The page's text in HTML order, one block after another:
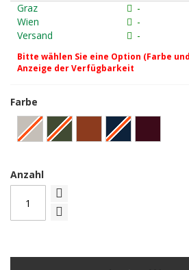
Graz
-
Wien
-
Versand
-
Bitte wählen Sie eine Option (Farbe
Anzeige der Verfügbarkeit
Farbe
Anzahl